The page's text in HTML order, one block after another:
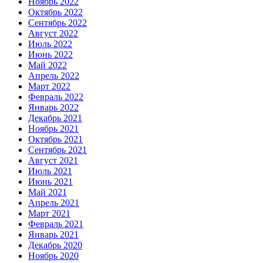
Октябрь 2022
Сентябрь 2022
Август 2022
Июль 2022
Июнь 2022
Май 2022
Апрель 2022
Март 2022
Февраль 2022
Январь 2022
Декабрь 2021
Ноябрь 2021
Октябрь 2021
Сентябрь 2021
Август 2021
Июль 2021
Июнь 2021
Май 2021
Апрель 2021
Март 2021
Февраль 2021
Январь 2021
Декабрь 2020
Ноябрь 2020